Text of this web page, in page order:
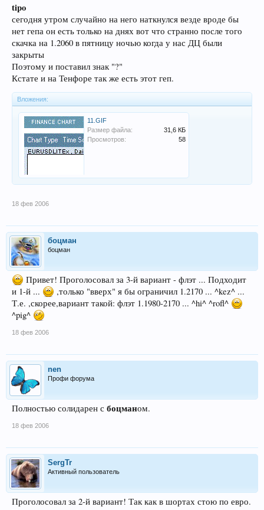
tipo
сегодня утром случайно на него наткнулся везде вроде бы
нет гепа он есть только на днях вот что странно после того
скачка на 1.2060 в пятницу ночью когда у нас ДЦ были
закрыты
Поэтому и поставил знак "?"
Кстате и на Тенфоре так же есть этот геп.
Вложения:
11.GIF
Размер файла:
31,6 КБ
Просмотров:
58
18 фев 2006
боцман
боцман
Привет! Проголосовал за 3-й вариант - флэт ... Подходит
и 1-й ...
,только "вверх" я бы ограничил 1.2170 ... ^kez^ ...
Т.е. ,скорее,вариант такой: флэт 1.1980-2170 ... ^hi^ ^rofl^
^pig^
18 фев 2006
nen
Профи форума
Полностью солидарен с боцманом.
18 фев 2006
SergTr
Активный пользователь
Проголосовал за 2-й вариант! Так как в шортах стою по евро.